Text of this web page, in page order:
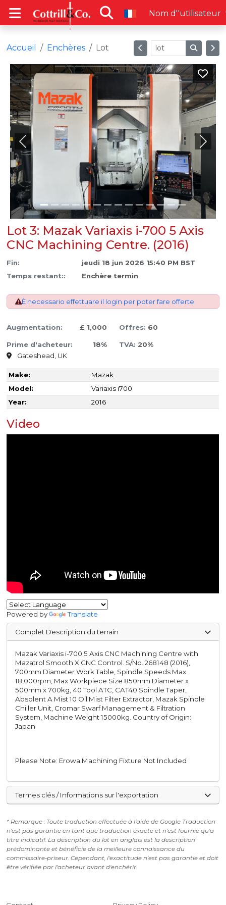
Nom d''utilisateur
Accueil Enchères Lot
Previous Next
Lot 3: Mazak Variaxis i-700 5 Axis
CNC Machining Centre. (2016)
Fin:
jeudi 18 jun 2026 15:40 PM BST
Temps restant::
Enchère termin
È necessario effettuare il login per poter fare offerte
Augmentation: £ 1,000 Offres: 60
Prime d'acheteur: 18% TVA: 20%
Gateshead, UK
Make:
Mazak
Model:
Variaxis i700
Year:
2016
Video
Powered by Translate
Complet Description du terrain
Mazak Variaxis i-700 5 Axis CNC Machining Centre with
Mazatrol Smooth X CNC Control. S/No. 268148 (2016),
700mm Diameter Work Table, Spindle Speeds Max
18,000rpm, Max Workpiece Size 850mm Diameter x
500mm x 700kg, 40 Tool ATC, CAT40 Spindle Taper,
Absolent A Mist 10 Oil Mist Filter Extractor, Mazak Spindle
Chiller Unit, Cromar Swarf Management & Filtration
System, Machine Weight 15000kg. Country of Origin:
Japan
Please Note: Erowa Machining Fixture Not Included
Termes clés / Informations sur l'exportation
* Remarque : Toute traduction effectuée à l'aide de Google Traduction
n'est pas garantie en tant que traduction exacte et n'est fournie qu'à
titre indicatif. La description du lot en anglais est la description
prédominante et bénéficie de la meilleure connaissance du
commissaire-priseur. Cependant, l'exactitude n'est pas garantie et doit
être vérifiée par l'acheteur avant d'enchérir.